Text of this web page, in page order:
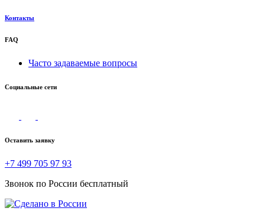
Контакты
FAQ
Часто задаваемые вопросы
Социальные сети
Оставить заявку
+7 499 705 97 93
Звонок по России бесплатный